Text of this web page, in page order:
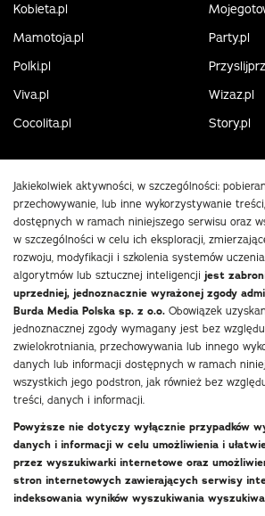
Kobieta.pl
Mamotoja.pl
Party.pl
Polki.pl
Viva.pl
Wizaz.pl
Cocolita.pl
Story.pl
Jakiekolwiek aktywności, w szczególności:
przechowywanie, lub inne wykorzystywanie
dostępnych w ramach niniejszego serwisu oraz
w szczególności w celu ich eksploracji,
rozwoju, modyfikacji i szkolenia systemów
algorytmów lub sztucznej inteligencji jest
uprzedniej, jednoznacznie wyrażonej zgody
Burda Media Polska sp. z o.o. Obowiązek
jednoznacznej zgody wymagany jest bez
zwielokrotniania, przechowywania lub innego
danych lub informacji dostępnych w ramach
wszystkich jego podstron, jak również bez
treści, danych i informacji.
Powyższe nie dotyczy wyłącznie przypadków
danych i informacji w celu umożliwienia i
przez wyszukiwarki internetowe oraz
stron internetowych zawierających serwisy
indeksowania wyników wyszukiwania